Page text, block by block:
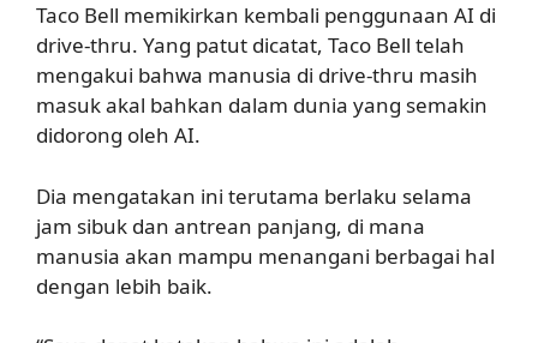
Taco Bell memikirkan kembali penggunaan AI di
drive-thru. Yang patut dicatat, Taco Bell telah
mengakui bahwa manusia di drive-thru masih
masuk akal bahkan dalam dunia yang semakin
didorong oleh AI.
Dia mengatakan ini terutama berlaku selama
jam sibuk dan antrean panjang, di mana
manusia akan mampu menangani berbagai hal
dengan lebih baik.